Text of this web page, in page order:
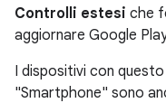
Controlli estesi che
aggiornare Google
I dispositivi con
"Smartphone" sono